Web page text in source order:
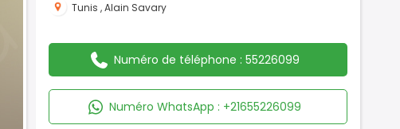
Tunis ,Alain Savary
Numéro de téléphone : 55226099
Numéro WhatsApp : +21655226099